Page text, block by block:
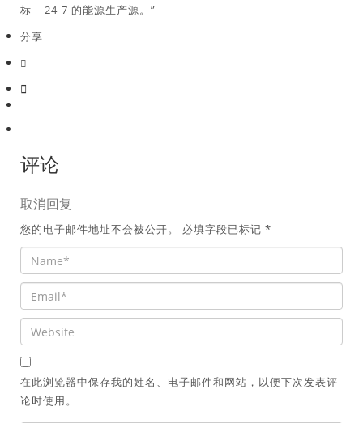
标 – 24-7 的能源生产源。”
分享
评论
取消回复
您的电子邮件地址不会被公开。 必填字段已标记 *
在此浏览器中保存我的姓名、电子邮件和网站，以便下次发表评
论时使用。